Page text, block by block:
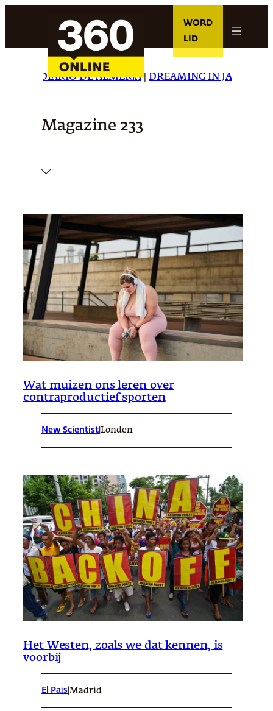
WORD
LID
DE ALMERÍA|DREAMING IN JAPANESE|CARTA
Magazine 233
Wat muizen ons leren over
contraproductief sporten
New Scientist Londen
Het Westen, zoals we dat kennen, is
voorbij
El País Madrid